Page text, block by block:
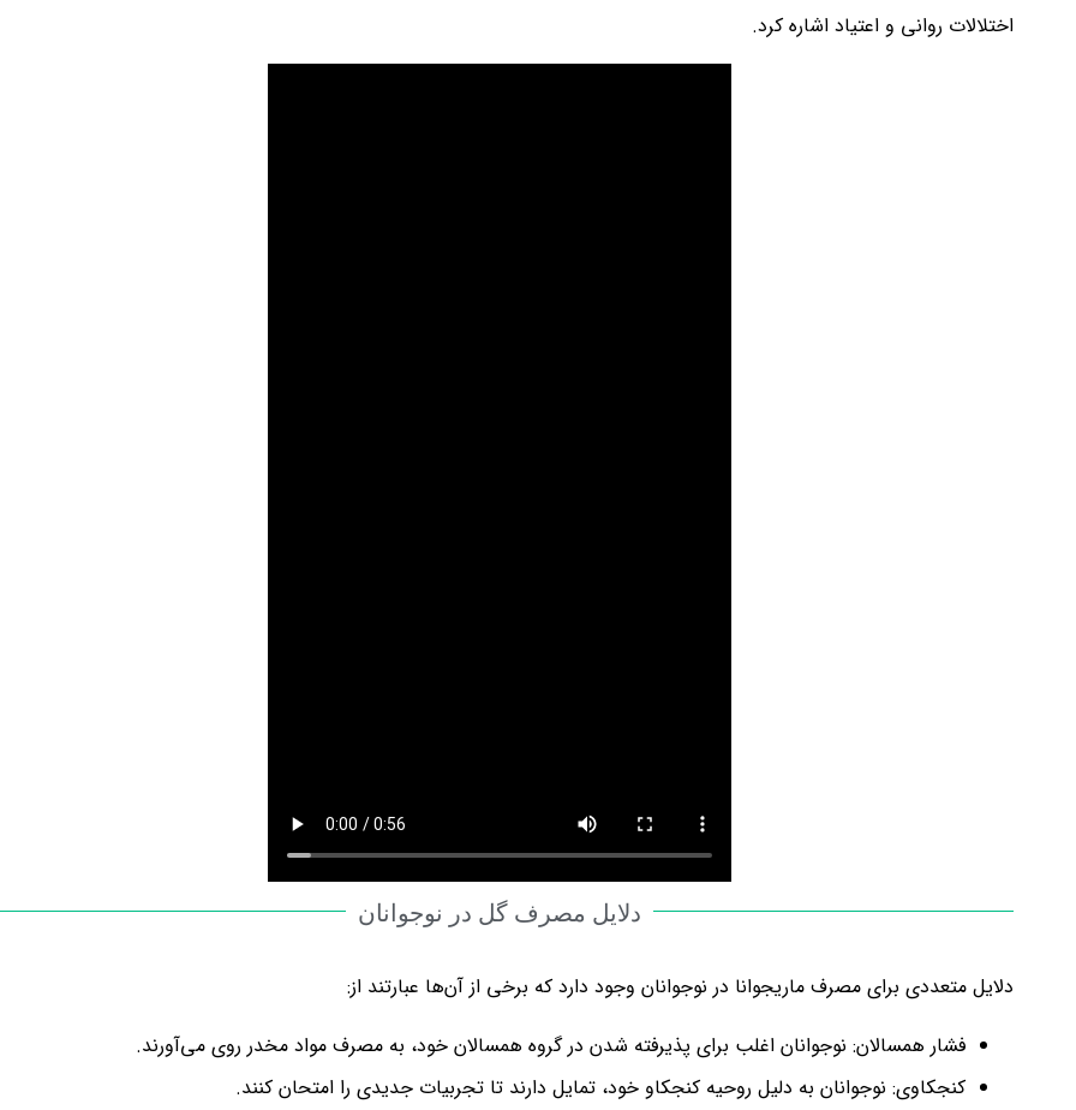
اختلالات روانی و اعتیاد اشاره کرد.
دلایل مصرف گل در نوجوانان
دلایل متعددی برای مصرف ماریجوانا در نوجوانان وجود دارد که برخی از آن‌ها عبارتند از:
فشار همسالان: نوجوانان اغلب برای پذیرفته شدن در گروه همسالان خود، به مصرف مواد مخدر روی می‌آورند.
کنجکاوی: نوجوانان به دلیل روحیه کنجکاو خود، تمایل دارند تا تجربیات جدیدی را امتحان کنند.